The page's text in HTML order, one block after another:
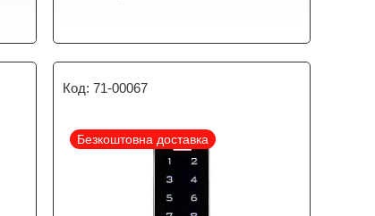
71-00067
Безкоштовна доставка